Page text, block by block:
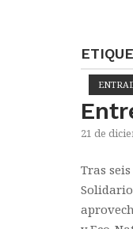
21 de
Tras